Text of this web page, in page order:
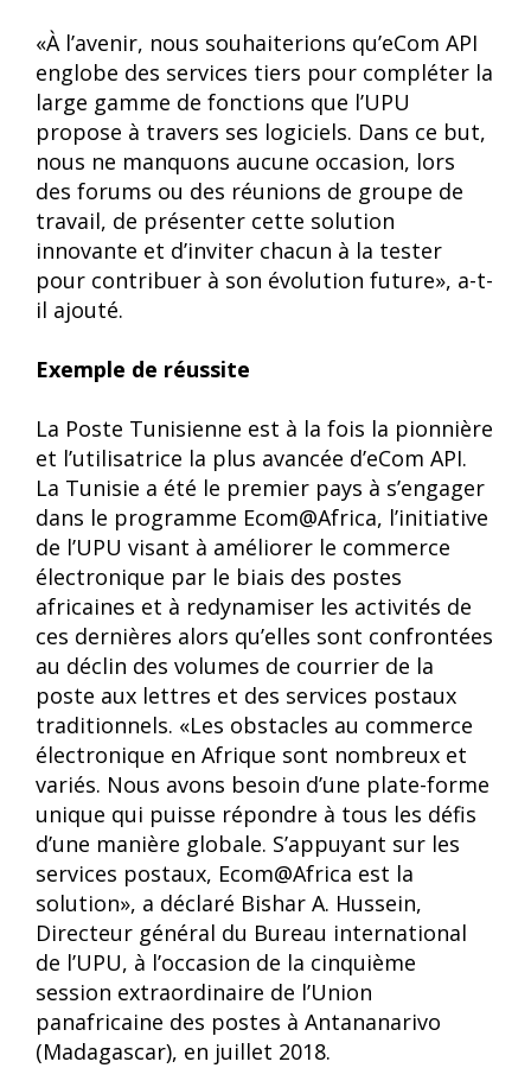
«À l’avenir, nous souhaiterions qu’eCom API
englobe des services tiers pour compléter la
large gamme de fonctions que l’UPU
propose à travers ses logiciels. Dans ce but,
nous ne manquons aucune occasion, lors
des forums ou des réunions de groupe de
travail, de présenter cette solution
innovante et d’inviter chacun à la tester
pour contribuer à son évolution future», a-t-
il ajouté.
Exemple de réussite
La Poste Tunisienne est à la fois la pionnière
et l’utilisatrice la plus avancée d’eCom API.
La Tunisie a été le premier pays à s’engager
dans le programme Ecom@Africa, l’initiative
de l’UPU visant à améliorer le commerce
électronique par le biais des postes
africaines et à redynamiser les activités de
ces dernières alors qu’elles sont confrontées
au déclin des volumes de courrier de la
poste aux lettres et des services postaux
traditionnels. «Les obstacles au commerce
électronique en Afrique sont nombreux et
variés. Nous avons besoin d’une plate-forme
unique qui puisse répondre à tous les défis
d’une manière globale. S’appuyant sur les
services postaux, Ecom@Africa est la
solution», a déclaré Bishar A. Hussein,
Directeur général du Bureau international
de l’UPU, à l’occasion de la cinquième
session extraordinaire de l’Union
panafricaine des postes à Antananarivo
(Madagascar), en juillet 2018.